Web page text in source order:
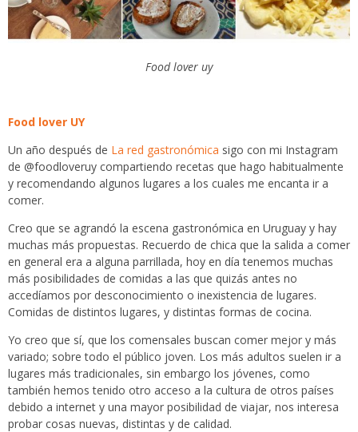
Food lover uy
Food lover UY
Un año después de La red gastronómica sigo con mi Instagram
de @foodloveruy compartiendo recetas que hago habitualmente
y recomendando algunos lugares a los cuales me encanta ir a
comer.
Creo que se agrandó la escena gastronómica en Uruguay y hay
muchas más propuestas. Recuerdo de chica que la salida a comer
en general era a alguna parrillada, hoy en día tenemos muchas
más posibilidades de comidas a las que quizás antes no
accedíamos por desconocimiento o inexistencia de lugares.
Comidas de distintos lugares, y distintas formas de cocina.
Yo creo que sí, que los comensales buscan comer mejor y más
variado; sobre todo el público joven. Los más adultos suelen ir a
lugares más tradicionales, sin embargo los jóvenes, como
también hemos tenido otro acceso a la cultura de otros países
debido a internet y una mayor posibilidad de viajar, nos interesa
probar cosas nuevas, distintas y de calidad.